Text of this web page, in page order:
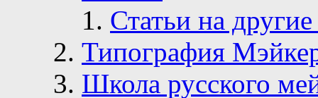
Статьи на
Типография
Школа русского